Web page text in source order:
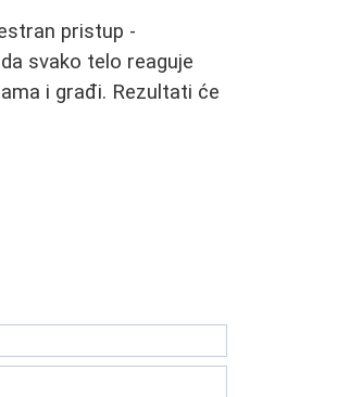
pristup -
svako telo reaguje
i građi. Rezultati će